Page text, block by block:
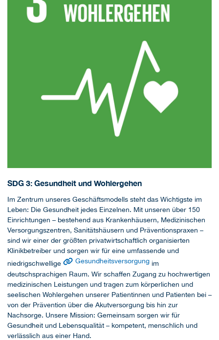
SDG 3: Gesundheit und Wohlergehen
Im Zentrum unseres Geschäftsmodells steht das Wichtigste im
Leben: Die Gesundheit jedes Einzelnen. Mit unseren über 150
Einrichtungen – bestehend aus Krankenhäusern, Medizinischen
Versorgungszentren, Sanitätshäusern und Präventionspraxen –
sind wir einer der größten privatwirtschaftlich organisierten
Klinikbetreiber und sorgen wir für eine umfassende und
niedrigschwellige
Gesundheitsversorgung im
deutschsprachigen Raum. Wir schaffen Zugang zu hochwertigen
medizinischen Leistungen und tragen zum körperlichen und
seelischen Wohlergehen unserer Patientinnen und Patienten bei –
von der Prävention über die Akutversorgung bis hin zur
Nachsorge. Unsere Mission: Gemeinsam sorgen wir für
Gesundheit und Lebensqualität – kompetent, menschlich und
verlässlich aus einer Hand.